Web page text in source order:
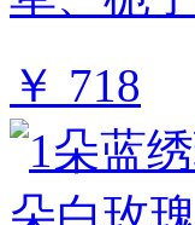
￥ 718